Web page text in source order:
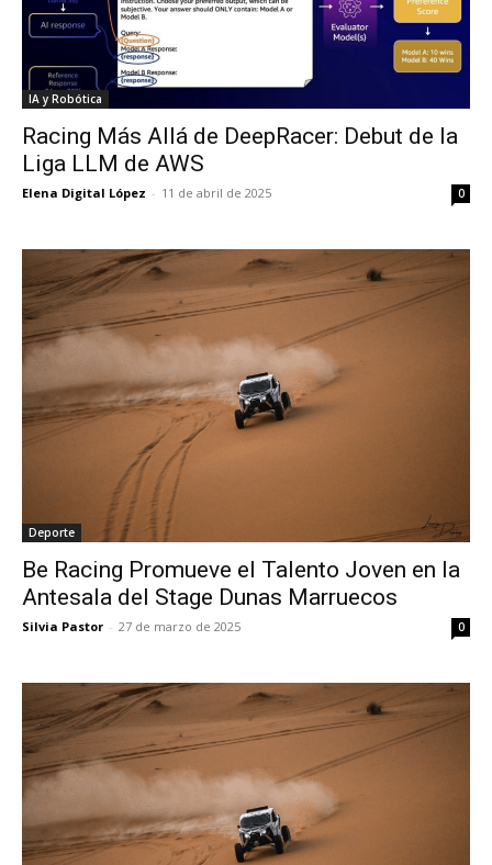
IA y Robótica
Racing Más Allá de DeepRacer: Debut de la
Liga LLM de AWS
Elena Digital López - 11 de abril de 2025 0
Deporte
Be Racing Promueve el Talento Joven en la
Antesala del Stage Dunas Marruecos
Silvia Pastor - 27 de marzo de 2025 0